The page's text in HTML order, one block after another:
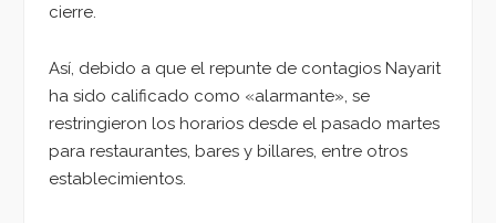
cierre.
Así, debido a que el repunte de contagios Nayarit
ha sido calificado como «alarmante», se
restringieron los horarios desde el pasado martes
para restaurantes, bares y billares, entre otros
establecimientos.